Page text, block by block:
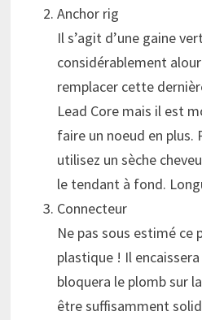
Anchor rig
Il s’agit d’une gaine
considérablement
remplacer cette
Lead Core mais il est
faire un noeud en plus.
utilisez un sèche
le tendant à fond.
Connecteur
Ne pas sous estimé ce
plastique ! Il
bloquera le plomb sur
être suffisamment